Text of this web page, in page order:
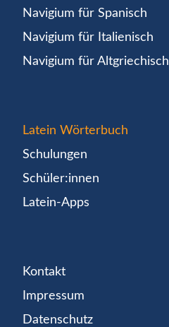
Navigium für Spanisch
Navigium für Italienisch
Navigium für Altgriechisch
Latein Wörterbuch
Schulungen
Schüler:innen
Latein-Apps
Kontakt
Impressum
Datenschutz